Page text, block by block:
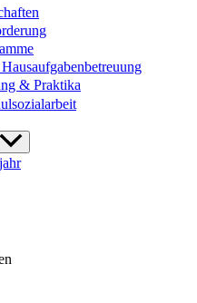
& Praktika